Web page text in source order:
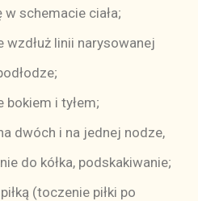
schemacie ciała;
wzdłuż linii narysowanej
bokiem i tyłem;
dwóch i na jednej nodze,
do kółka, podskakiwanie;
(toczenie piłki po